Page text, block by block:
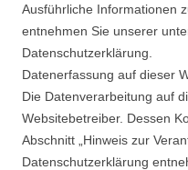
Ausführliche Informationen
entnehmen Sie unserer
Datenschutzerklärung.
Datenerfassung auf dieser
Die Datenverarbeitung auf
Websitebetreiber. Dessen
Abschnitt „Hinweis zur
Datenschutzerklärung